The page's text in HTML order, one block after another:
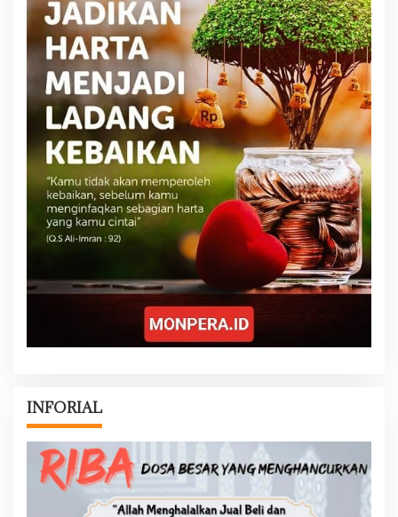
INFORIAL